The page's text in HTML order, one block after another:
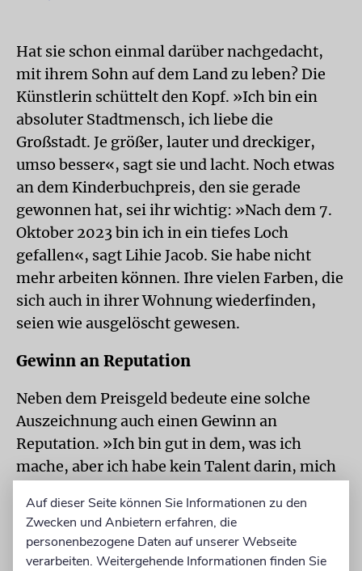
Hat sie schon einmal darüber nachgedacht,
mit ihrem Sohn auf dem Land zu leben? Die
Künstlerin schüttelt den Kopf. »Ich bin ein
absoluter Stadtmensch, ich liebe die
Großstadt. Je größer, lauter und dreckiger,
umso besser«, sagt sie und lacht. Noch etwas
an dem Kinderbuchpreis, den sie gerade
gewonnen hat, sei ihr wichtig: »Nach dem 7.
Oktober 2023 bin ich in ein tiefes Loch
gefallen«, sagt Lihie Jacob. Sie habe nicht
mehr arbeiten können. Ihre vielen Farben, die
sich auch in ihrer Wohnung wiederfinden,
seien wie ausgelöscht gewesen.
Gewinn an Reputation
Neben dem Preisgeld bedeute eine solche
Auszeichnung auch einen Gewinn an
Reputation. »Ich bin gut in dem, was ich
mache, aber ich habe kein Talent darin, mich
Konkurrenz derart stark ist, sei es wichtig,
sich ständig darzustellen. Dazu fehle ihr die
Zeit, sagt Lihie Jacob.
Auf dieser Seite können Sie Informationen zu den
Zwecken und Anbietern erfahren, die
personenbezogene Daten auf unserer Webseite
verarbeiten. Weitergehende Informationen finden Sie